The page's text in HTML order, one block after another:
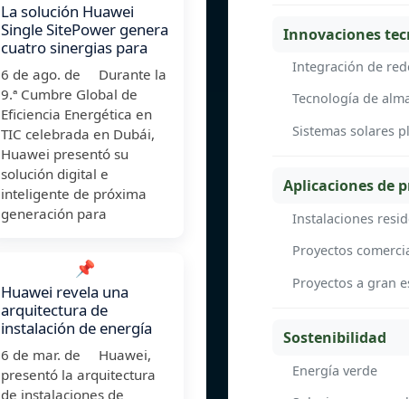
La solución Huawei
Single SitePower genera
cuatro sinergias para
6 de ago. de Durante la
9.ª Cumbre Global de
Eficiencia Energética en
TIC celebrada en Dubái,
Huawei presentó su
solución digital e
inteligente de próxima
generación para
📌
Huawei revela una
arquitectura de
instalación de energía
6 de mar. de Huawei,
presentó la arquitectura
de instalaciones de
Innovaciones
Integración de
Tecnología de
Sistemas solares
Aplicaciones de
Instalaciones
Proyectos
Proyectos a gran
Sostenibilidad
Energía verde